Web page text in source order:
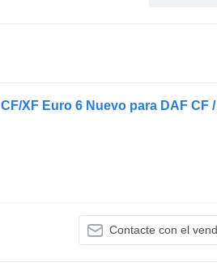
Contacte con el